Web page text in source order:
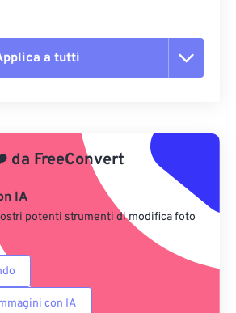
a tutti
predefinito
da FreeConvert
IA
potenti strumenti di modifica foto
con IA